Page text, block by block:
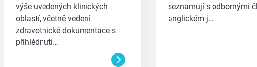
výše uvedených klinických
oblastí, včetně vedení
zdravotnické dokumentace s
přihlédnutí…
seznamují s odbornými
anglickém j…